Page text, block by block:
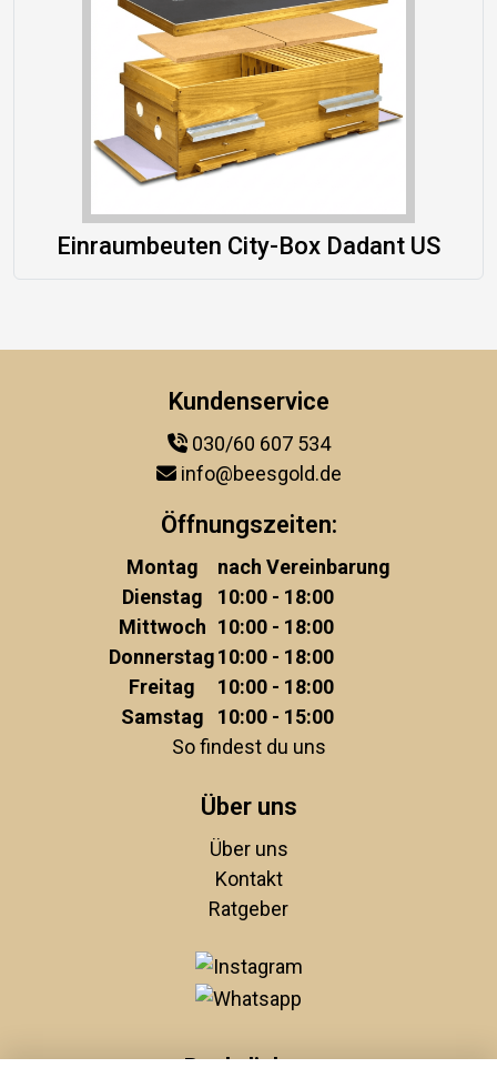
Einraumbeuten City-Box Dadant US
Kundenservice
030/60 607 534
info@beesgold.de
Öffnungszeiten:
Montag
nach Vereinbarung
Dienstag
10:00 - 18:00
Mittwoch 10:00 - 18:00
Donnerstag10:00 - 18:00
Freitag
10:00 - 18:00
Samstag
10:00 - 15:00
So findest du uns
Über uns
Über uns
Kontakt
Ratgeber
Rechtliches